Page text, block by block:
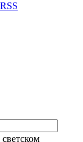
RSS